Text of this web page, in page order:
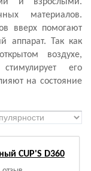
материалов.
вверх помогают
аппарат. Так как
воздухе,
его
на состояние
CUP'S D360